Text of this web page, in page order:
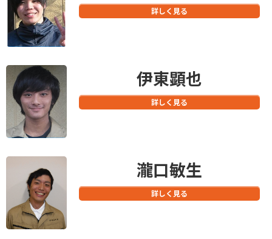
詳しく見る
伊東顕也
詳しく見る
瀧口敏生
詳しく見る